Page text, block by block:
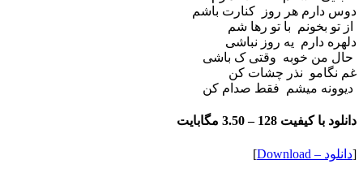
دوس دارم هر روز کنارت باشم
از تو بخونم با تو رها شم
دلهره دارم یه روز نباشی
حال من خوبه وقتی ک باشی
غم نگامو نذر چشات کن
دیوونه میشم فقط صدام کن
دانلود با کیفیت 128 – 3.50 مگابایت
[دانلود – Download ]